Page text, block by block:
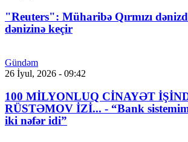
"Reuters": Müharibə Qırmızı
dənizinə keçir
Gündəm
26 İyul, 2026 - 09:42
100 MİLYONLUQ CİNAYƏT
RÜSTƏMOV İZİ... - “Bank
iki nəfər idi”